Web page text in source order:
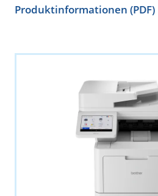
Produktinformationen (PDF)